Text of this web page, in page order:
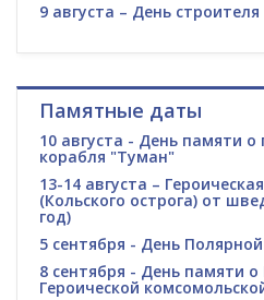
9 августа – День строителя
Памятные даты
10 августа - День памяти о
корабля "Туман"
13-14 августа –
(Кольского острога) от
год)
5 сентября - День
8 сентября - День памяти о
Героической